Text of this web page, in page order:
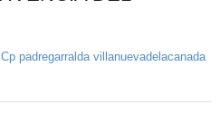
Cp padregarralda villanuevadelacanada